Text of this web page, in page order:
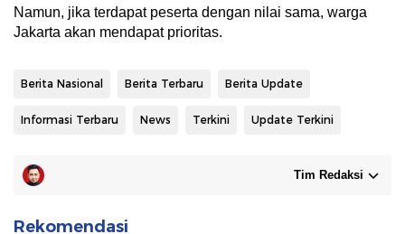
Namun, jika terdapat peserta dengan nilai sama, warga
Jakarta akan mendapat prioritas.
Berita Nasional Berita Terbaru Berita Update
Informasi Terbaru News Terkini Update Terkini
Tim Redaksi
Rekomendasi